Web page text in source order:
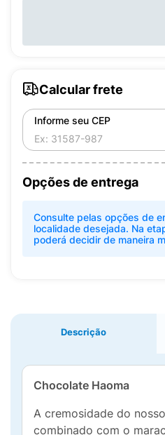
Calcular frete
Informe seu CEP
Opções de entrega
Consulte pelas opções de
localidade desejada. Na
poderá decidir de maneira
Descrição
Chocolate Haoma
A cremosidade do
combinado com o